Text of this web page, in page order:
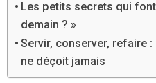
Les petits secrets qui
demain ? »
Servir, conserver, refaire
ne déçoit jamais